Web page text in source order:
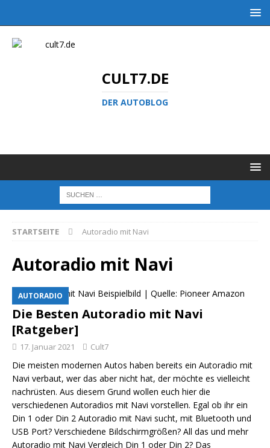
CULT7.DE
DER AUTOBLOG
STARTSEITE Autoradio mit Navi
Autoradio mit Navi
AUTORADIO
Die Besten Autoradio mit Navi
[Ratgeber]
17. Januar 2021 Cult7
Die meisten modernen Autos haben bereits ein Autoradio mit
Navi verbaut, wer das aber nicht hat, der möchte es vielleicht
nachrüsten. Aus diesem Grund wollen euch hier die
verschiedenen Autoradios mit Navi vorstellen. Egal ob ihr ein
Din 1 oder Din 2 Autoradio mit Navi sucht, mit Bluetooth und
USB Port? Verschiedene Bildschirmgrößen? All das und mehr
Autoradio mit Navi Vergleich Din 1 oder Din 2? Das